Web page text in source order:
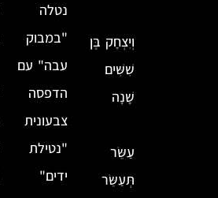
וְיִצְחָק בֶּן
שִׁשִּׁים
שָׁנָה
עַשֵּׂר
תְּעַשֵּׂר
נטלה
"במבוק
עבה" עם
הדפסה
צבעונית
"נטילת
ידים"